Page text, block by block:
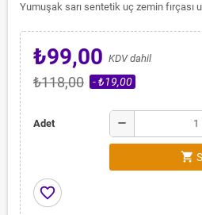
Yumuşak sarı sentetik uç zemin fırçası
₺99,00 KDV dahil
₺118,00 - ₺19,00
Adet remove
shopping_cart
favorite_border